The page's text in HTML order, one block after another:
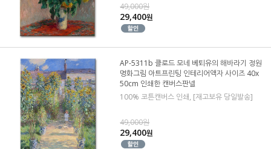
49,000원
29,400원
AP-5311b 클로드 모네 베퇴유의 해바라기 정원
명화그림 아트프린팅 인테리어액자 사이즈 40x
50cm 인쇄한 캔버스판넬
100% 코튼캔버스 인쇄, [재고보유 당일발송]
49,000원
29,400원